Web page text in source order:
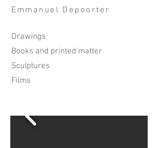
Emmanuel Depoorter
Drawings
Books and printed matter
Sculptures
Film​s